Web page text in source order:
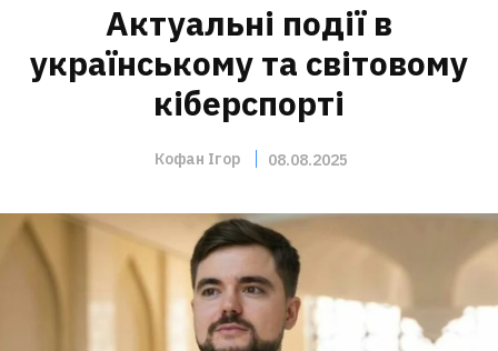
Актуальні події в
українському та світовому
кіберспорті
Кофан Ігор 08.08.2025